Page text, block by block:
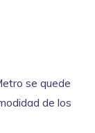
se quede
de los